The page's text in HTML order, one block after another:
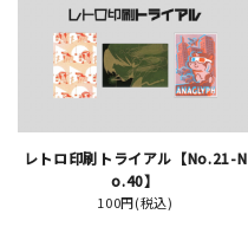
はんこ
雑貨
レトロ印刷トライアル【No.21-N
o.40】
100円(税込)